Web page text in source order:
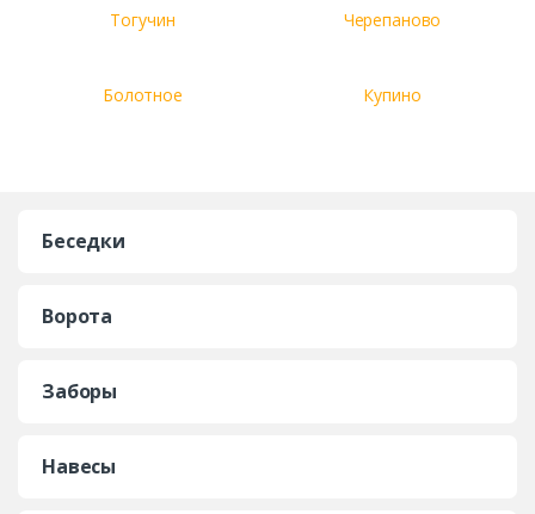
Тогучин Черепаново
Болотное Купино
Беседки
Ворота
Заборы
Навесы